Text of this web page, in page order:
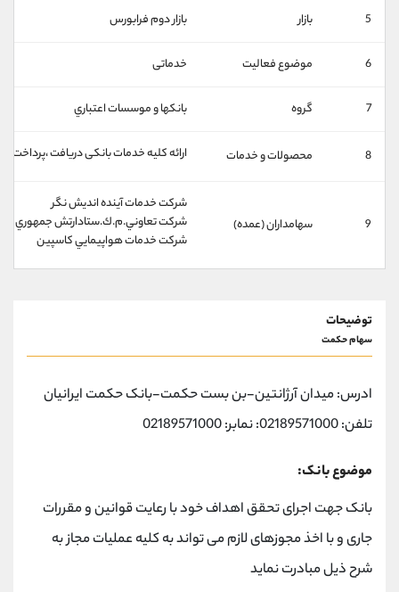
5 بازار بازار دوم فرابورس
6 موضوع فعالیت خدماتی
7 گروه بانكها و موسسات اعتباري
8 محصولات و خدمات ارائه کلیه خدمات بانکی دریافت
9 سهامداران (عمده)
شركت خدمات آينده انديش نگر
شركت تعاوني.م.ك.ستادارتش جمهوري
شركت خدمات هواپيمايي كاسپين
توضیحات
سهام حکمت
ادرس: میدان آرژانتین-بن بست حکمت-بانک حکمت ایرانیان
تلفن: 02189571000: نمابر: 02189571000
موضوع بانک:
بانک جهت اجرای تحقق اهداف خود با رعایت قوانین و مقررات
جاری و با اخذ مجوزهای لازم می تواند به کلیه عملیات مجاز به
شرح ذیل مبادرت نماید